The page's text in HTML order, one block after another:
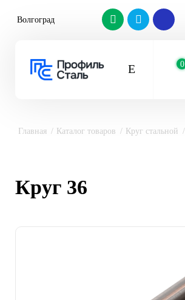
Волгоград
0
Главная Каталог товаров Круг стальной
Круг 36